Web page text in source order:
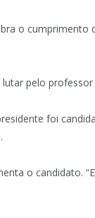
o cumprimento
pelo
foi
o candidato.